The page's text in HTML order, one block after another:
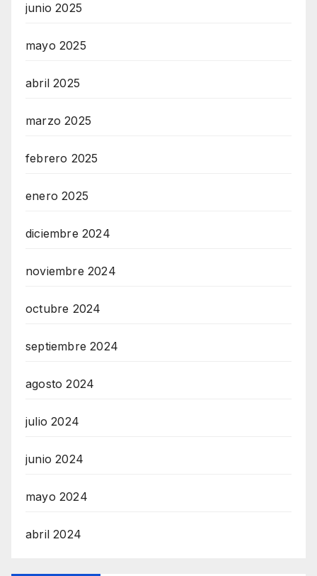
junio 2025
mayo 2025
abril 2025
marzo 2025
febrero 2025
enero 2025
diciembre 2024
noviembre 2024
octubre 2024
septiembre 2024
agosto 2024
julio 2024
junio 2024
mayo 2024
abril 2024